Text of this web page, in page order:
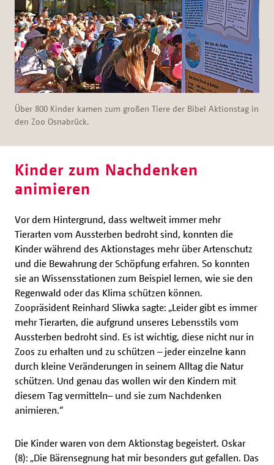
Über 800 Kinder kamen zum großen Tiere der Bibel Aktionstag in
den Zoo Osnabrück.
Kinder zum Nachdenken
animieren
Vor dem Hintergrund, dass weltweit immer mehr
Tierarten vom Aussterben bedroht sind, konnten die
Kinder während des Aktionstages mehr über Artenschutz
und die Bewahrung der Schöpfung erfahren. So konnten
sie an Wissensstationen zum Beispiel lernen, wie sie den
Regenwald oder das Klima schützen können.
Zoopräsident Reinhard Sliwka sagte: „Leider gibt es immer
mehr Tierarten, die aufgrund unseres Lebensstils vom
Aussterben bedroht sind. Es ist wichtig, diese nicht nur in
Zoos zu erhalten und zu schützen – jeder einzelne kann
durch kleine Veränderungen in seinem Alltag die Natur
schützen. Und genau das wollen wir den Kindern mit
diesem Tag vermitteln– und sie zum Nachdenken
animieren.“
Die Kinder waren von dem Aktionstag begeistert. Oskar
(8): „Die Bärensegnung hat mir besonders gut gefallen. Das